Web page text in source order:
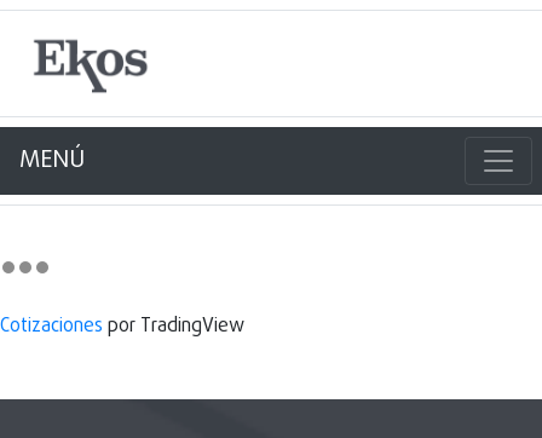
MENÚ
Cotizaciones por TradingView